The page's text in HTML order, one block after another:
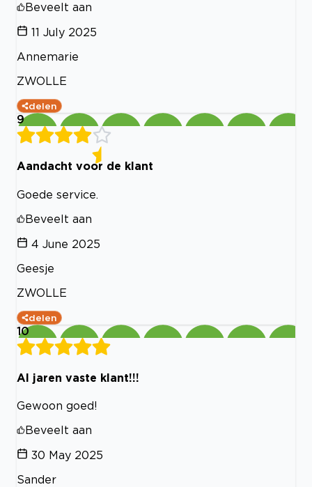
Beveelt aan
11 July 2025
Annemarie
ZWOLLE
delen
9
Aandacht voor de klant
Goede service.
Beveelt aan
4 June 2025
Geesje
ZWOLLE
delen
10
Al jaren vaste klant!!!
Gewoon goed!
Beveelt aan
30 May 2025
Sander